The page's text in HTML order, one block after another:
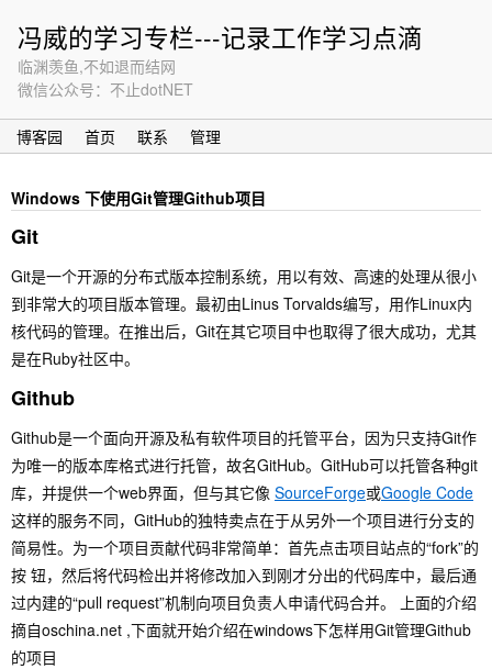
冯威的学习专栏---记录工作学习点滴
临渊羡鱼,不如退而结网
微信公众号：不止dotNET
博客园 首页 联系 管理
Windows 下使用Git管理Github项目
Git
Git是一个开源的分布式版本控制系统，用以有效、高速的处理从很小
到非常大的项目版本管理。最初由Linus Torvalds编写，用作Linux内
核代码的管理。在推出后，Git在其它项目中也取得了很大成功，尤其
是在Ruby社区中。
Github
Github是一个面向开源及私有软件项目的托管平台，因为只支持Git作
为唯一的版本库格式进行托管，故名GitHub。GitHub可以托管各种git
库，并提供一个web界面，但与其它像 SourceForge或Google Code
这样的服务不同，GitHub的独特卖点在于从另外一个项目进行分支的
简易性。为一个项目贡献代码非常简单：首先点击项目站点的“fork”的
按 钮，然后将代码检出并将修改加入到刚才分出的代码库中，最后通
过内建的“pull request”机制向项目负责人申请代码合并。 上面的介绍
摘自oschina.net ,下面就开始介绍在windows下怎样用Git管理Github
的项目